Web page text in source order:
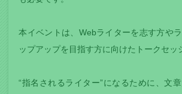
本イベントは、Webライターを志す方や
ップアップを目指す方に向けたトークセッ
“指名されるライター”になるために、文